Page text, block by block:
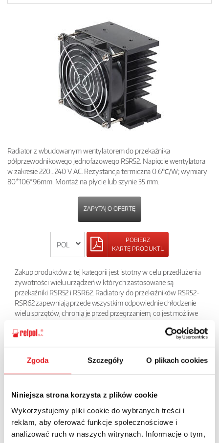
Zgoda Szczegóły O plikach cookies
Niniejsza strona korzysta z plików cookie
Wykorzystujemy pliki cookie do wybranych treści i
reklam, aby oferować funkcje społecznościowe i
analizować ruch w naszych witrynach. Informacje o tym,
Radiator z wbudowanym wentylatorem do przekaźnika
półprzewodnikowego jednofazowego RSR52. Napięcie wentylatora
w zakresie 220…240 V AC. Rezystancja termiczna 0.6℃/W; wymiary
80*106*96mm. Montaż na płycie lub szynie 35 mm.
ZAPYTAJ O OFERTĘ
POBIERZ
KARTĘ PRODUKTU
Zakup produktów z tej kategorii jest istotny w celu przedłużenia
żywotności wielu urządzeń w których zastosowane są
przekaźniki RSR52 i RSR62. Radiatory do przekaźników RSR52-
RSR62 zapewniają przede wszystkim odpowiednie chłodzenie
wielu sprzętów, chronią je przed przegrzaniem, co jest możliwe
prezentujemy też akcesoria do poszczególnych radiatorów i
nie tylko.